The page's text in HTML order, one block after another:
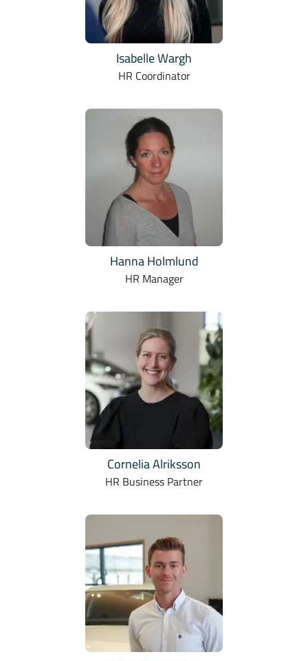
Isabelle Wargh
HR Coordinator
Hanna Holmlund
HR Manager
Cornelia Alriksson
HR Business Partner